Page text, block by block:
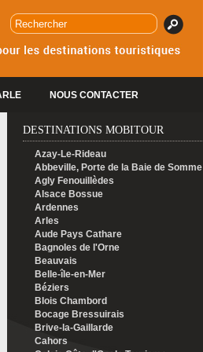
NOUS CONTACTER
DESTINATIONS MOBITOUR
Azay-Le-Rideau
Abbeville, Porte de la Baie de Somme
Agly Fenouillèdes
Alsace Bossue
Ardennes
Arles
Aude Pays Cathare
Bagnoles de l'Orne
Beauvais
Belle-île-en-Mer
Béziers
Blois Chambord
Bocage Bressuirais
Brive-la-Gaillarde
Cahors